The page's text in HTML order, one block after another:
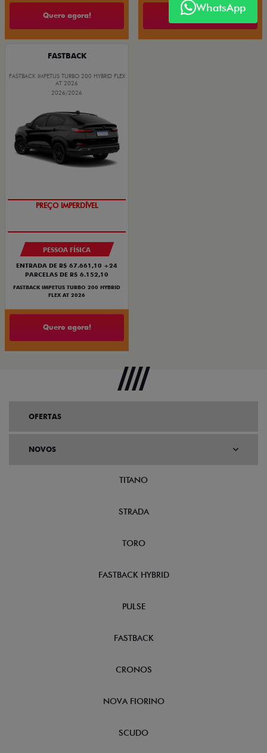
Quero agora! Quero agora!
FASTBACK
FASTBACK IMPETUS TURBO 200 HYBRID FLEX
AT 2026
2026/2026
PREÇO IMPERDÍVEL
PESSOA FÍSICA
ENTRADA DE R$ 67.661,10 +24
PARCELAS DE R$ 6.152,10
FASTBACK IMPETUS TURBO 200 HYBRID
FLEX AT 2026
Quero agora!
WhatsApp
OFERTAS
NOVOS
TITANO
STRADA
TORO
FASTBACK HYBRID
PULSE
FASTBACK
CRONOS
NOVA FIORINO
SCUDO